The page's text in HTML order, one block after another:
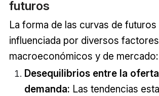
futuros
La forma de las curvas de futuros
influenciada por diversos factores
macroeconómicos y de mercado:
Desequilibrios entre la
demanda: Las tendencias